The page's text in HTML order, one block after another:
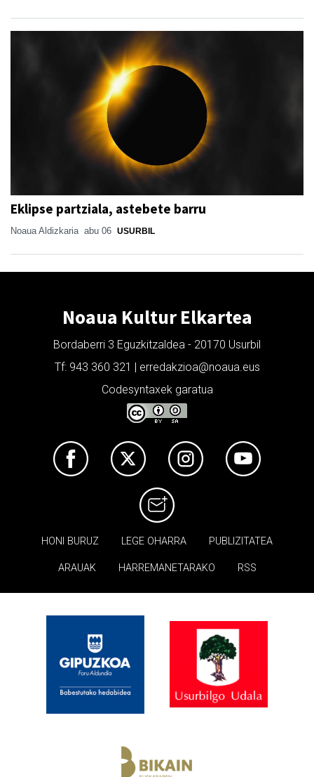
Eklipse partziala, astebete barru
Noaua Aldizkaria abu 06 USURBIL
Noaua Kultur Elkartea
Bordaberri 3 Eguzkitzaldea - 20170 Usurbil
Tf: 943 360 321 | erredakzioa@noaua.eus
Codesyntaxek garatua
HONI BURUZ LEGE OHARRA PUBLIZITATEA
ARAUAK HARREMANETARAKO RSS